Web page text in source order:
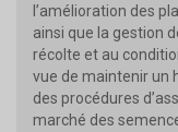
l’amélioration des
ainsi que la gestion
récolte et au
vue de maintenir un
des procédures
marché des